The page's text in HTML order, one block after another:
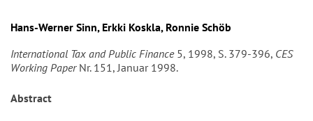
Hans-Werner Sinn, Erkki Koskla, Ronnie Schöb
International Tax and Public Finance5, 1998, S. 379-396, CES
Working PaperNr. 151, Januar 1998.
Abstract